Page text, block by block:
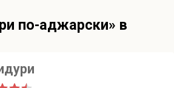
по-аджарски» в